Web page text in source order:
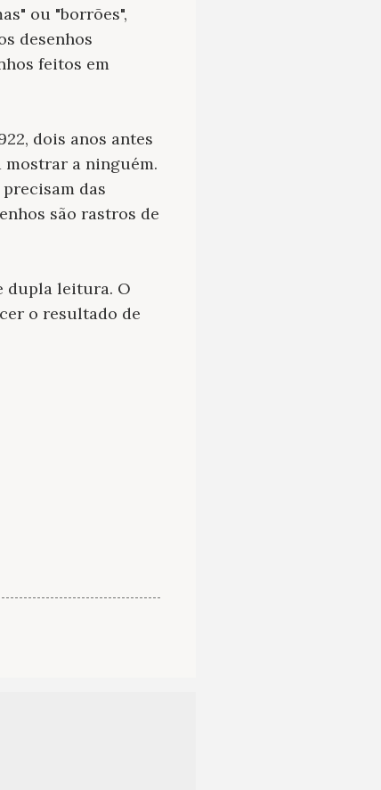
ou "borrões",
desenhos
feitos em
dois anos antes
mostrar a ninguém.
das
são rastros de
dupla leitura. O
o resultado de